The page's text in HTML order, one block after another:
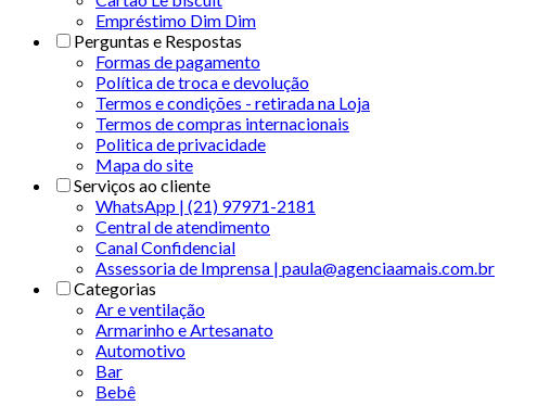
Empréstimo Dim Dim
Perguntas e Respostas
Formas de pagamento
Política de troca e devolução
Termos e condições - retirada na Loja
Termos de compras internacionais
Politica de privacidade
Mapa do site
Serviços ao cliente
WhatsApp | (21) 97971-2181
Central de atendimento
Canal Confidencial
Assessoria de Imprensa | paula@agenciaamais.com.br
Categorias
Ar e ventilação
Armarinho e Artesanato
Automotivo
Bar
Bebê